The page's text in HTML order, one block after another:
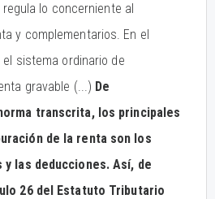
lo concerniente al
y complementarios. En el
sistema ordinario de
gravable (...) De
transcrita, los principales
de la renta son los
las deducciones. Así, de
26 del Estatuto Tributario